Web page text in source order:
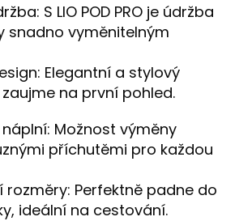
S LIO POD PRO je údržba
snadno vyměnitelným
Elegantní a stylový
na první pohled.
Možnost výměny
příchutěmi pro každou
rozměry: Perfektně padne do
ideální na cestování.